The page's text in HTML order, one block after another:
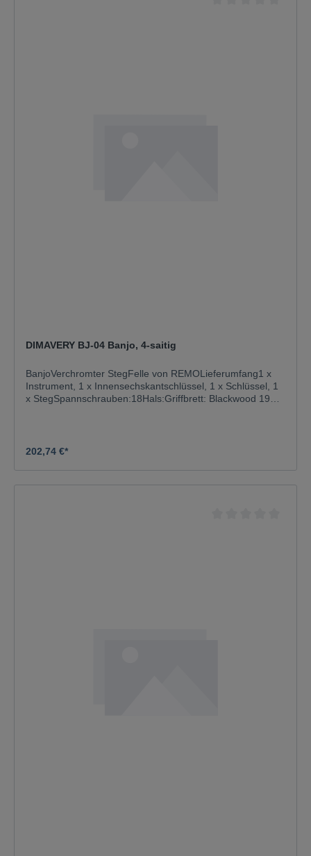
DIMAVERY BJ-04 Banjo, 4-saitig
BanjoVerchromter StegFelle von REMOLieferumfang1 x
Instrument, 1 x Innensechskantschlüssel, 1 x Schlüssel, 1
x StegSpannschrauben:18Hals:Griffbrett: Blackwood 19
202,74 €*